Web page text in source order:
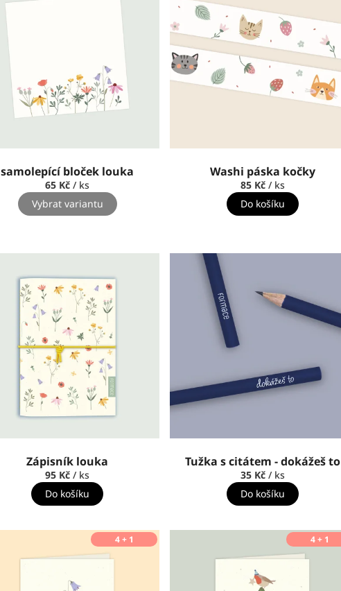
samolepící bloček louka
65 Kč/ ks
Vybrat variantu
Washi páska kočky
85 Kč / ks
Do košíku
Zápisník louka
95 Kč/ ks
Do košíku
Tužka s citátem - dokážeš to
35 Kč / ks
Do košíku
4 + 1 4 + 1